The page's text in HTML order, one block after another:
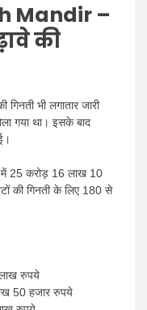
Mandir –
की
भी लगातार जारी
गया था। इसके बाद
में 25 करोड़ 16 लाख 10
की गिनती के लिए 180 से
रुपये
50 हजार रुपये